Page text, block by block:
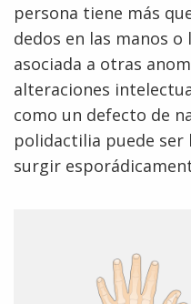
persona tiene más
dedos en las manos
asociada a otras
alteraciones
como un defecto de
polidactilia puede
surgir